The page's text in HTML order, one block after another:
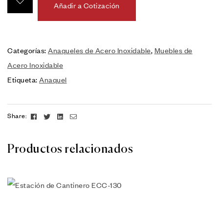
Añadir a Cotización
Categorías: Anaqueles de Acero Inoxidable, Muebles de
Acero Inoxidable
Etiqueta: Anaquel
Share: FacebookTwitterLinkedin
Email
Productos relacionados